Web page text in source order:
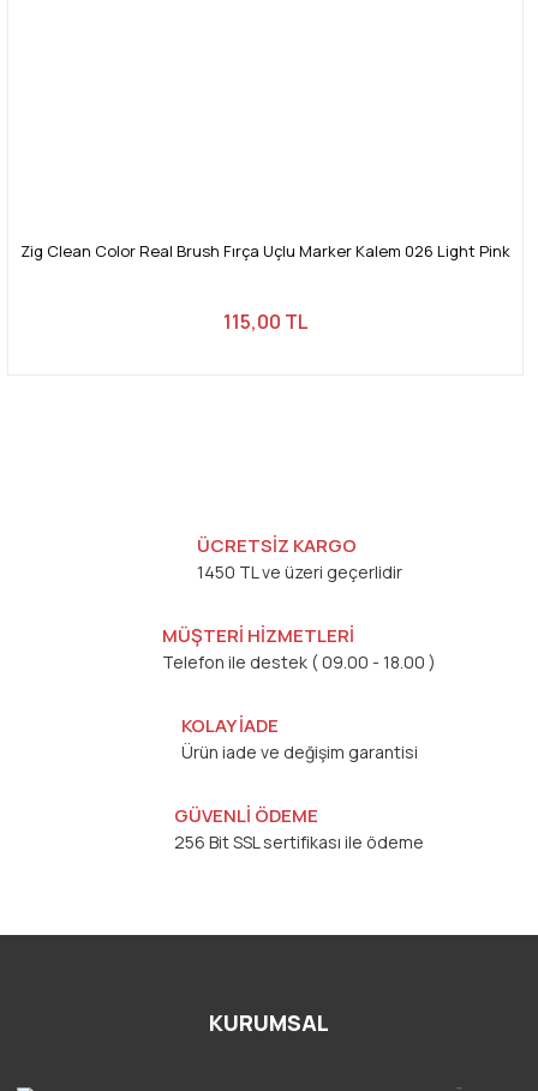
Zig Clean Color Real Brush Fırça Uçlu Marker Kalem 026 Light Pink
115,00 TL
ÜCRETSİZ KARGO
1450 TL ve üzeri geçerlidir
MÜŞTERİ HİZMETLERİ
Telefon ile destek ( 09.00 - 18.00 )
KOLAY İADE
Ürün iade ve değişim garantisi
GÜVENLİ ÖDEME
256 Bit SSL sertifikası ile ödeme
KURUMSAL